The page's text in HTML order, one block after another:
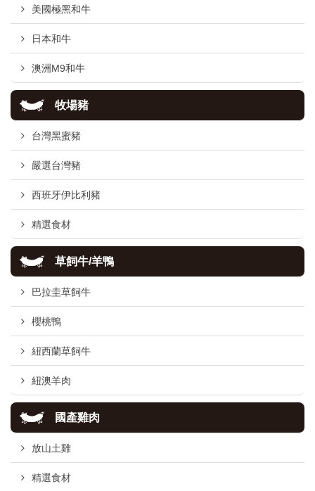
美國極黑和牛
日本和牛
澳洲M9和牛
牧場豬
台灣黑蜜豬
嚴選台灣豬
西班牙伊比利豬
精選食材
草飼牛/羊鴨
巴拉圭草飼牛
櫻桃鴨
紐西蘭草飼牛
紐澳羊肉
國產雞肉
放山土雞
精選食材